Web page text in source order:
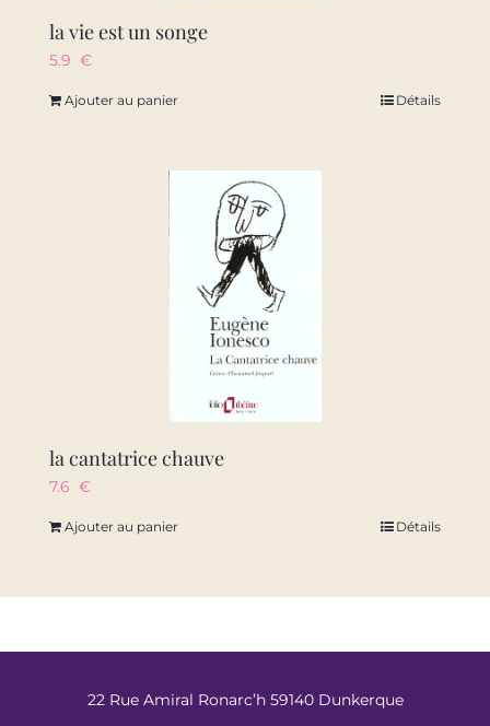
la vie est un songe
5.9 €
Ajouter au panier Détails
la cantatrice chauve
7.6 €
Ajouter au panier Détails
22 Rue Amiral Ronarc’h 59140 Dunkerque